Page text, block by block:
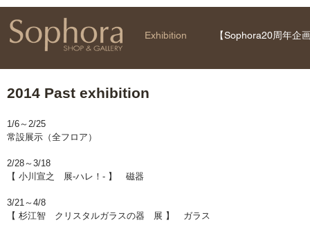
Exhibition 【Sophora20周年企
2014 Past exhibition
1/6～2/25
常設展示（全フロア）
2/28～3/18
【 小川宣之 展-ハレ！- 】 磁器
3/21～4/8
【 杉江智 クリスタルガラスの器 展 】 ガラス